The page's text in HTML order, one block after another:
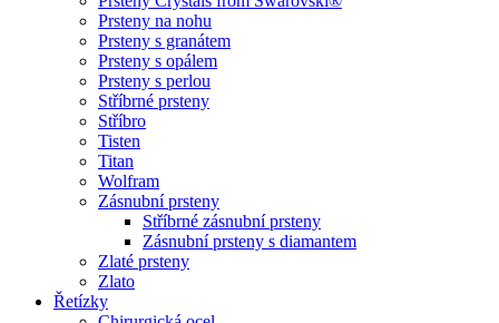
Prsteny na nohu
Prsteny s granátem
Prsteny s opálem
Prsteny s perlou
Stříbrné prsteny
Stříbro
Tisten
Titan
Wolfram
Zásnubní prsteny
Stříbrné zásnubní prsteny
Zásnubní prsteny s diamantem
Zlaté prsteny
Zlato
Řetízky